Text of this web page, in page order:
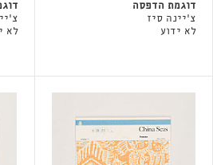
דוגמת הדפסה
צ'יינה סיז
לא ידוע
לא